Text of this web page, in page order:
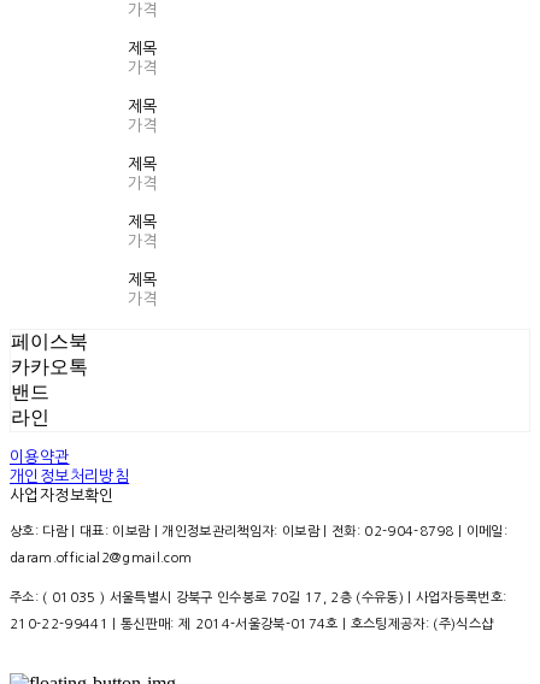
가격
제목
가격
제목
가격
제목
가격
제목
가격
제목
가격
페이스북
카카오톡
밴드
라인
이용약관
개인정보처리방침
사업자정보확인
상호: 다람 | 대표: 이보람 | 개인정보관리책임자: 이보람 | 전화: 02-904-8798 | 이메일:
daram.official2@gmail.com
주소: ( 01035 ) 서울특별시 강북구 인수봉로 70길 17, 2층 (수유동) | 사업자등록번호:
210-22-99441
| 통신판매: 제 2014-서울강북-0174호 | 호스팅제공자: (주)식스샵